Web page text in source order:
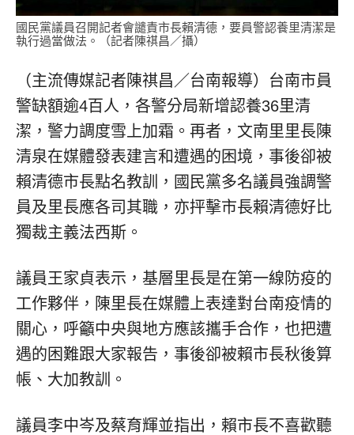
國民黨議員召開記者會譴責市長賴清德，要員警認養里清潔是
執行過當做法。（記者陳祺昌／攝）
（主流傳媒記者陳祺昌／台南報導）台南市員
警缺額逾4百人，各警分局新增認養36里清
潔，警力調度雪上加霜。再者，文南里里長陳
清泉在媒體發表建言和遭遇的困境，事後卻被
賴清德市長點名教訓，國民黨多名議員強調警
員及里長應各司其職，亦抨擊市長賴清德好比
獨裁主義法西斯。
議員王家貞表示，基層里長是在第一線防疫的
工作夥伴，陳里長在媒體上表達對台南疫情的
關心，呼籲中央與地方應該攜手合作，也把遭
遇的困難跟大家報告，事後卻被賴市長秋後算
帳、大加教訓。
議員李中岑及蔡育輝並指出，賴市長不喜歡聽